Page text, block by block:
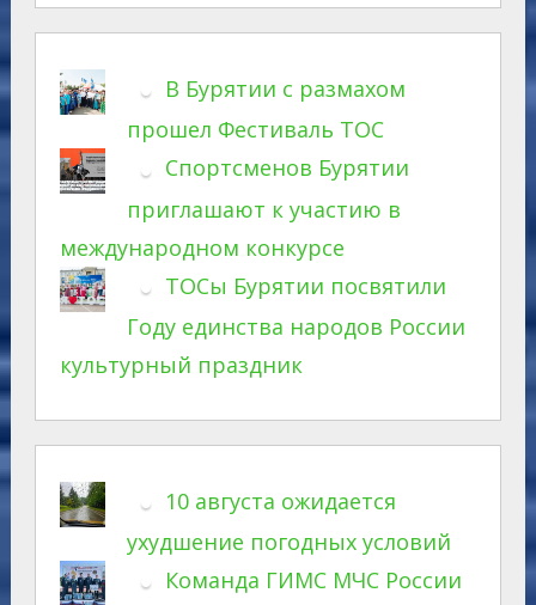
В Бурятии с размахом
прошел Фестиваль ТОС
Спортсменов Бурятии
приглашают к участию в
международном конкурсе
ТОСы Бурятии посвятили
Году единства народов России
культурный праздник
10 августа ожидается
ухудшение погодных условий
Команда ГИМС МЧС России